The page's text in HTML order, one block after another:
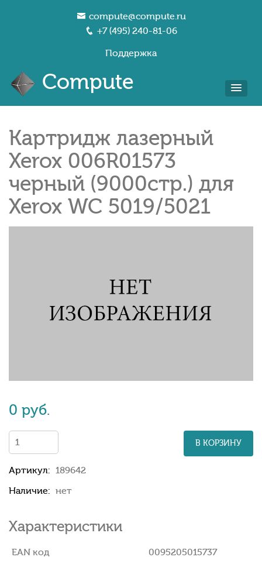
compute@compute.ru
+7 (495) 240-81-06
Поддержка
Compute
Картридж лазерный
Xerox 006R01573
черный (9000стр.) для
Xerox WC 5019/5021
0 руб.
В КОРЗИНУ
Артикул: 189642
Наличие: нет
Характеристики
EAN код
0095205015737